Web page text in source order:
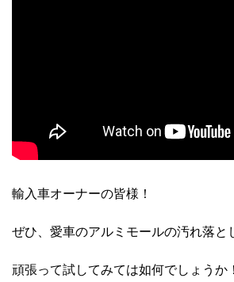
輸入車オーナーの皆様！
ぜひ、愛車のアルミモールの汚れ落と
頑張って試してみては如何でしょうか